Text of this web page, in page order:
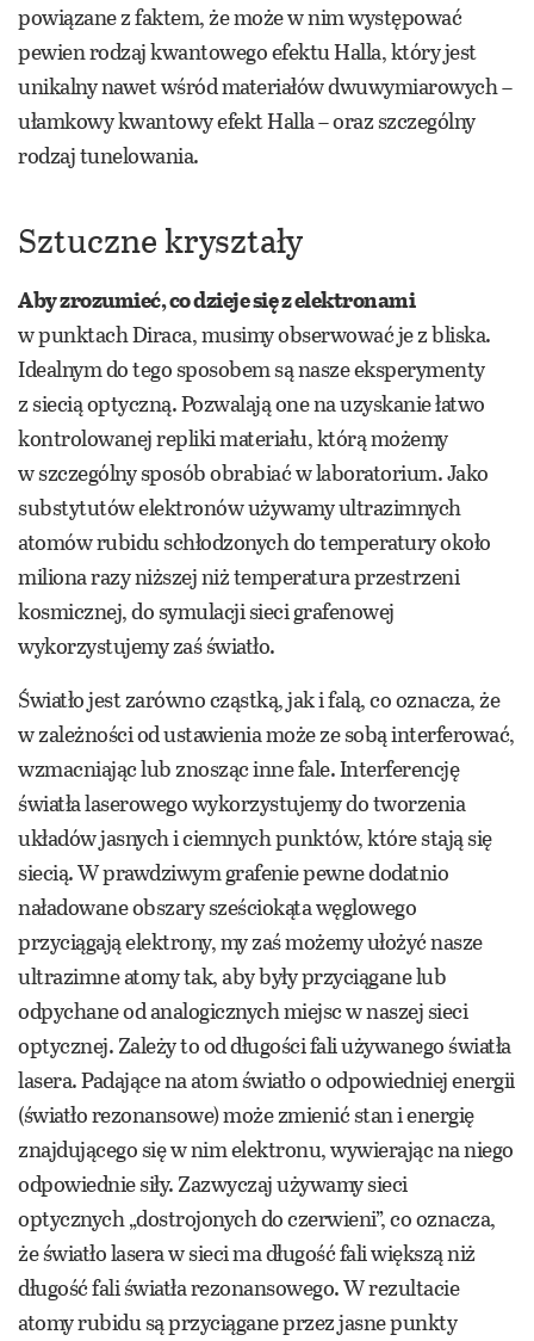
powiązane z faktem, że może w nim występować
pewien rodzaj kwantowego efektu Halla, który jest
unikalny nawet wśród materiałów dwuwymiarowych –
ułamkowy kwantowy efekt Halla – oraz szczególny
rodzaj tunelowania.
Sztuczne kryształy
Aby zrozumieć, co dzieje się z elektronami
w punktach Diraca, musimy obserwować je z bliska.
Idealnym do tego sposobem są nasze eksperymenty
z siecią optyczną. Pozwalają one na uzyskanie łatwo
kontrolowanej repliki materiału, którą możemy
w szczególny sposób obrabiać w laboratorium. Jako
substytutów elektronów używamy ultrazimnych
atomów rubidu schłodzonych do temperatury około
miliona razy niższej niż temperatura przestrzeni
kosmicznej, do symulacji sieci grafenowej
wykorzystujemy zaś światło.
Światło jest zarówno cząstką, jak i falą, co oznacza, że
w zależności od ustawienia może ze sobą interferować,
wzmacniając lub znosząc inne fale. Interferencję
światła laserowego wykorzystujemy do tworzenia
układów jasnych i ciemnych punktów, które stają się
siecią. W prawdziwym grafenie pewne dodatnio
naładowane obszary sześciokąta węglowego
przyciągają elektrony, my zaś możemy ułożyć nasze
ultrazimne atomy tak, aby były przyciągane lub
odpychane od analogicznych miejsc w naszej sieci
optycznej. Zależy to od długości fali używanego światła
lasera. Padające na atom światło o odpowiedniej energii
(światło rezonansowe) może zmienić stan i energię
znajdującego się w nim elektronu, wywierając na niego
odpowiednie siły. Zazwyczaj używamy sieci
optycznych „dostrojonych do czerwieni”, co oznacza,
że światło lasera w sieci ma długość fali większą niż
długość fali światła rezonansowego. W rezultacie
atomy rubidu są przyciągane przez jasne punkty